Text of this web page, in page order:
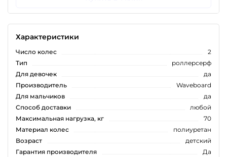
Характеристики
Число колес
2
Тип
роллерсерф
Для девочек
да
Производитель
Waveboard
Для мальчиков
да
Способ доставки
любой
Максимальная нагрузка, кг
70
Материал колес
полиуретан
Возраст
детский
Гарантия производителя
Да